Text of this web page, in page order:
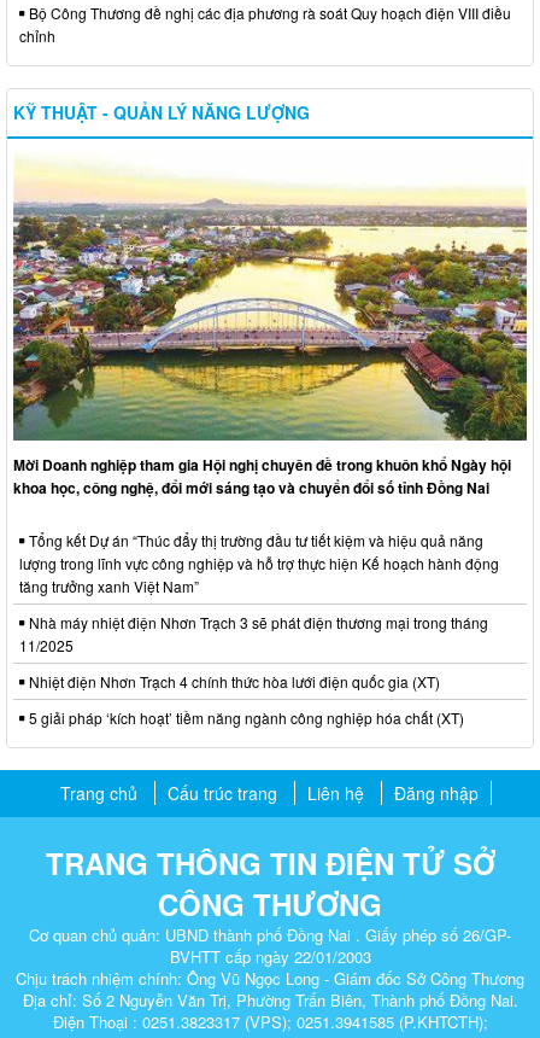
Bộ Công Thương đề nghị các địa phương rà soát Quy hoạch điện VIII điều
chỉnh
KỸ THUẬT - QUẢN LÝ NĂNG LƯỢNG
Mời Doanh nghiệp tham gia Hội nghị chuyên đề trong khuôn khổ Ngày hội
khoa học, công nghệ, đổi mới sáng tạo và chuyển đổi số tỉnh Đồng Nai
Tổng kết Dự án “Thúc đẩy thị trường đầu tư tiết kiệm và hiệu quả năng
lượng trong lĩnh vực công nghiệp và hỗ trợ thực hiện Kế hoạch hành động
tăng trưởng xanh Việt Nam”
Nhà máy nhiệt điện Nhơn Trạch 3 sẽ phát điện thương mại trong tháng
11/2025
Nhiệt điện Nhơn Trạch 4 chính thức hòa lưới điện quốc gia (XT)
5 giải pháp ‘kích hoạt’ tiềm năng ngành công nghiệp hóa chất (XT)
Trang chủ Cấu trúc trang Liên hệ Đăng nhập
TRANG THÔNG TIN ĐIỆN TỬ SỞ
CÔNG THƯƠNG
Cơ quan chủ quản: UBND thành phố Đồng Nai . Giấy phép số 26/GP-
BVHTT cấp ngày 22/01/2003
Chịu trách nhiệm chính: Ông Vũ Ngọc Long - Giám đốc Sở Công Thương
Địa chỉ: Số 2 Nguyễn Văn Trị, Phường Trấn Biên, Thành phố Đồng Nai.
Điện Thoại : 0251.3823317 (VPS); 0251.3941585 (P.KHTCTH);